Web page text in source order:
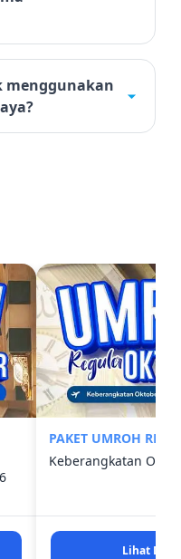
menggunakan
PAKET UMROH
Keberangkatan
Lihat